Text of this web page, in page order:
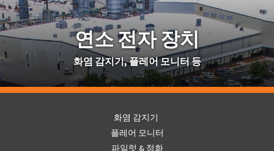
연소 전자 장치
화염 감지기, 플레어 모니터 등
화염 감지기
플레어 모니터
파일럿 & 점화